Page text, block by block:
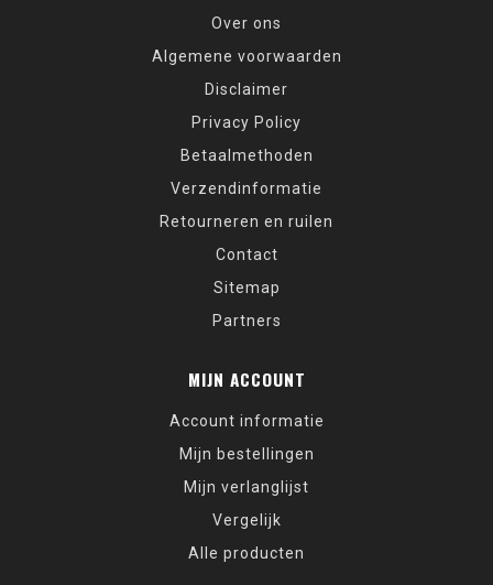
Over ons
Algemene voorwaarden
Disclaimer
Privacy Policy
Betaalmethoden
Verzendinformatie
Retourneren en ruilen
Contact
Sitemap
Partners
MIJN ACCOUNT
Account informatie
Mijn bestellingen
Mijn verlanglijst
Vergelijk
Alle producten